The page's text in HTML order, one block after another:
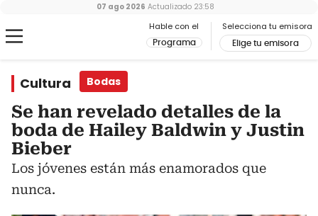
Hable con el
Programa
Selecciona tu emisora
Elige tu emisora
07 ago 2026 Actualizado 23:58
Cultura Bodas
Se han revelado detalles de la
boda de Hailey Baldwin y Justin
Bieber
Los jóvenes están más enamorados que
nunca.